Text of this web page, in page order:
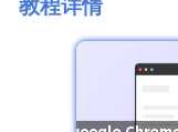
教程详情